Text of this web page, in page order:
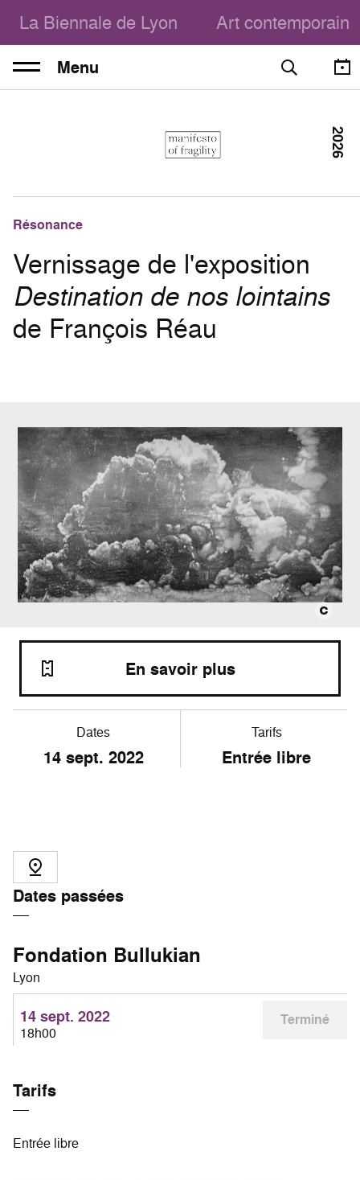
La Biennale de Lyon Art contemporain
Menu
Résonance
Vernissage de l'exposition
Destination de nos lointains
de François Réau
2026
Dates
14sept. 2022
Tarifs
Entrée libre
En savoir plus
Dates passées
Fondation Bullukian
Lyon
14 sept. 2022
18h00
Terminé
Tarifs
Entrée libre